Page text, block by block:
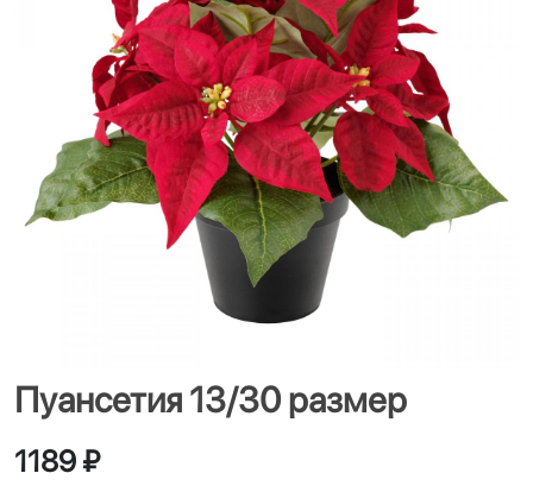
Назад
Пуансетия 13/30 размер
1189 ₽